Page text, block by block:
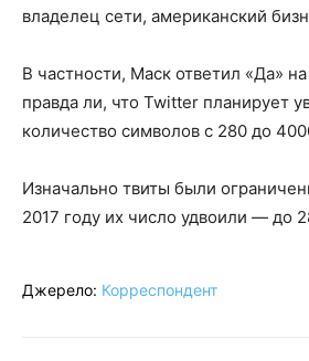
владелец сети, американский
В частности, Маск ответил «Да»
правда ли, что Twitter планирует
количество символов с 280 до
Изначально твиты были
2017 году их число удвоили — до
Джерело: Корреспондент